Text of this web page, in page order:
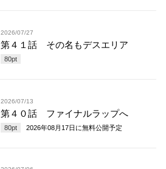
2026/07/27
第４１話 その名もデスエリア
80pt
2026/07/13
第４０話 ファイナルラップへ
80pt 2026年08月17日 に無料公開予定